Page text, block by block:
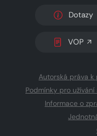
Dotazy
VOP
Autorská práva k
Podmínky pro
Informace o